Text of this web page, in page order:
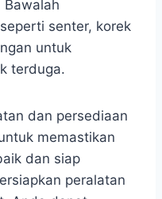
Bawalah
senter, korek
untuk
terduga.
dan persediaan
memastikan
dan siap
peralatan